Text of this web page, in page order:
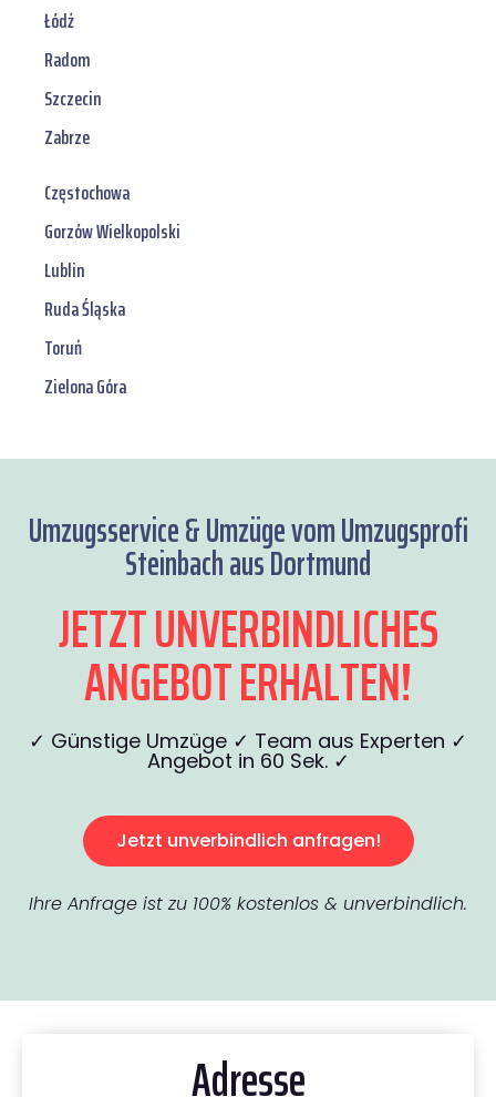
Łódź
Radom
Szczecin
Zabrze
Częstochowa
Gorzów Wielkopolski
Lublin
Ruda Śląska
Toruń
Zielona Góra
Umzugsservice & Umzüge vom Umzugsprofi
Steinbach aus Dortmund
JETZT UNVERBINDLICHES
ANGEBOT ERHALTEN!
✓ Günstige Umzüge ✓ Team aus Experten ✓
Angebot in 60 Sek. ✓
Jetzt unverbindlich anfragen!
Ihre Anfrage ist zu 100% kostenlos & unverbindlich.
Adresse